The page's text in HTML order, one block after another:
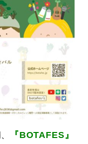
、
『BOTAFES』